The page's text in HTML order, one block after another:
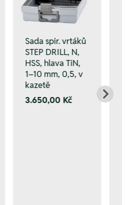
Sada spir. vrtáků
STEP DRILL, N,
HSS, hlava TiN,
1–10 mm, 0,5, v
kazetě
3.650,00 Kč